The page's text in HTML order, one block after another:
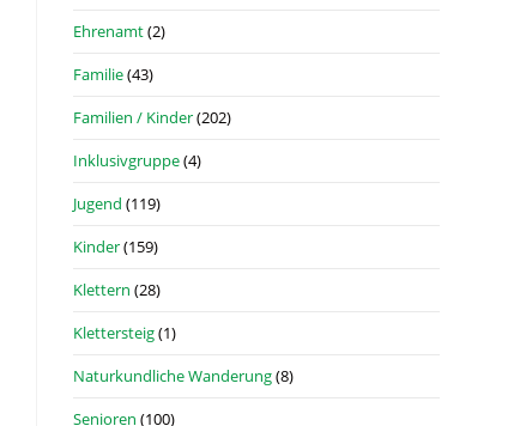
Ehrenamt(2)
Familie(43)
Familien / Kinder(202)
Inklusivgruppe(4)
Jugend (119)
Kinder(159)
Klettern (28)
Klettersteig(1)
Naturkundliche Wanderung(8)
Senioren (100)